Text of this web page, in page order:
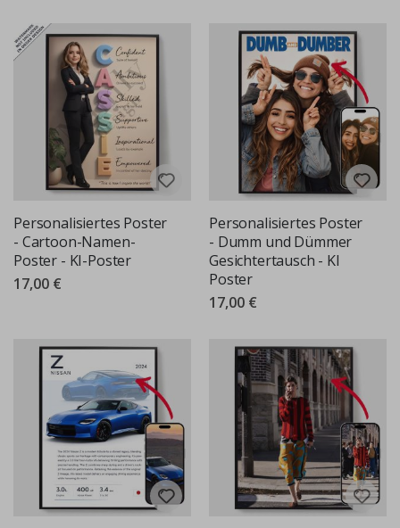
Personalisiertes Poster
- Cartoon-Namen-
Poster - KI-Poster
17,00 €
Personalisiertes Poster
- Dumm und Dümmer
Gesichtertausch - KI
Poster
17,00 €